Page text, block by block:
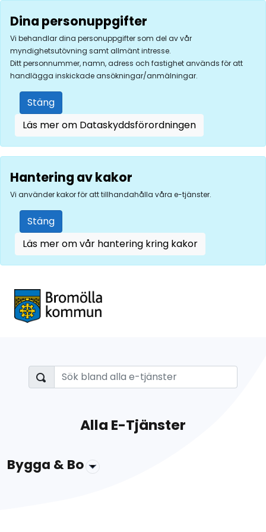
Dina personuppgifter
Vi behandlar dina personuppgifter som del av vår
myndighetsutövning samt allmänt intresse.
Ditt personnummer, namn, adress och fastighet används för att
handlägga inskickade ansökningar/anmälningar.
Stäng
Läs mer om Dataskyddsförordningen
Hantering av kakor
Vi använder kakor för att tillhandahålla våra e-tjänster.
Stäng
Läs mer om vår hantering kring kakor
Alla E-Tjänster
Bygga & Bo